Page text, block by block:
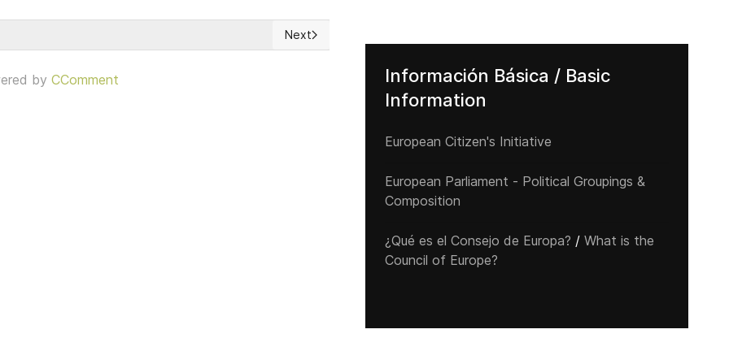
Next article: La Familia Borrero: Breve aporte a la Historia ...
Next
byCComment
Información Básica / Basic
Information
European Citizen's Initiative
European Parliament - Political Groupings &
Composition
¿Qué es el Consejo de Europa? / What is the
Council of Europe?